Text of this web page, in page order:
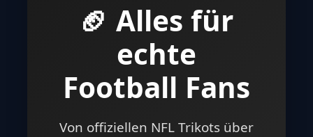
🏈 Alles für
echte
Football Fans
Von offiziellen NFL Trikots über